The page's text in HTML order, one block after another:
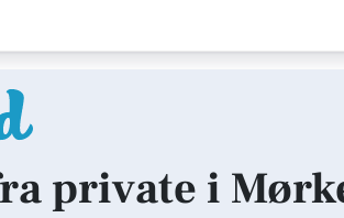
private i